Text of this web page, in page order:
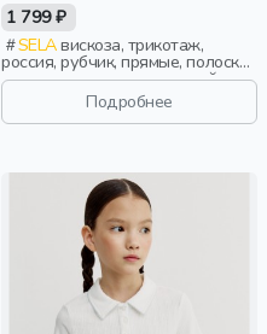
1 799 ₽
SELAвискоза, трикотаж,
россия, рубчик, прямые, полоски,
длинные, вязаные, длинный
рукав, свободные, вырез,
круглый вырез, мальчики, дети
Подробнее